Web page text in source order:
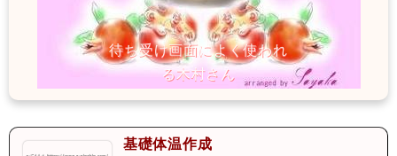
基礎体温作成